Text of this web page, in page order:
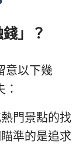
」？
意以下幾
門景點的找
準的是追求